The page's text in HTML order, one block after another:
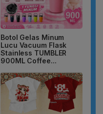
Botol Gelas Minum
Lucu Vacuum Flask
Stainless TUMBLER
900ML Coffee...